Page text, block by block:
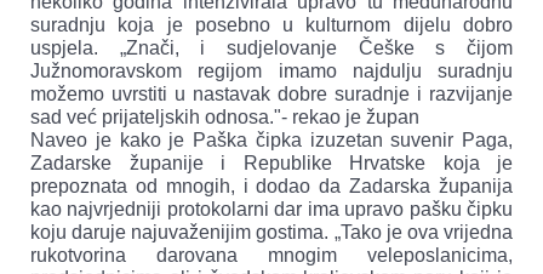
suradnju koja je posebno u kulturnom dijelu dobro
uspjela. „Znači, i sudjelovanje Češke s čijom
Južnomoravskom regijom imamo najdulju suradnju
možemo uvrstiti u nastavak dobre suradnje i razvijanje
sad već prijateljskih odnosa."- rekao je župan
Naveo je kako je Paška čipka izuzetan suvenir Paga,
Zadarske županije i Republike Hrvatske koja je
prepoznata od mnogih, i dodao da Zadarska županija
kao najvrjedniji protokolarni dar ima upravo pašku čipku
koju daruje najuvaženijim gostima. „Tako je ova vrijedna
rukotvorina darovana mnogim veleposlanicima,